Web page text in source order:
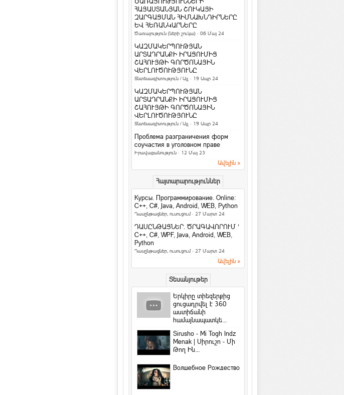
համացանցի աստղ է դարձել
Տեսանյութեր / Ֆոտո
Ամանոր 2016` Կարմիր կամ Կրակե
Տոներ և օրեր
Կենդանակերպի
ամենա-ամենա
նշանները. իմացիր, թե
ինչով ես ...
Հասարակություն
4 հարց մտավոր կարողությունները
ստուգելու համար
3 գաղտնիք, որոնք տղամարդիկ
երբեք չեն բարձրաձայնում
տվյալների մշակման
կենտրոնը կաշխատի
քամու...
Համացանց ·rafoaper777
Все женщины продажны /Б. Шоу
На русском / In english
6 պարզ միջոց՝ ամուսնությունը
երջանիկ դարձնելու համար
Երջանկությունն ափի մեջ
Խորհուրդներ
Հրաշք Աղջիկ
Մտորումներ
4 լավագույն բանջարեղեն կանանց
համար
Հետաքրքիր նյութեր·Gevok
Գնահատի՛ր այն, ինչ ունես…
Խորհուրդներ
Պատասխանեք 4 հարցերի և
ստուգեք ձեր բնավորությունը
ՀԱՅԱՍՏԱՆՅԱՆ ՇՈՒԿԱՅԻ
ԶԱՐԳԱՑՄԱՆ ՀԻՄՆԱԽՆԴԻՐՆԵՐԸ
ԵՎ ՀԵՌԱՆԿԱՐՆԵՐԸ
Ծառայություն (ների շուկա) · 06 Մայ 24
ԿԱԶՄԱԿԵՐՊՈՒԹՅԱՆ
ԱՐՏԱԴՐԱՆՔԻ ԻՐԱՑՈՒՄԻՑ
ՇԱՀՈՒՅԹԻ ԳՈՐԾՈՆԱՅԻՆ
ՎԵՐԼՈՒԾՈՒԹՅՈՒՆԸ
Տնտեսագիտություն / Այլ · 19 Ապր 24
ԿԱԶՄԱԿԵՐՊՈՒԹՅԱՆ
ԱՐՏԱԴՐԱՆՔԻ ԻՐԱՑՈՒՄԻՑ
ՇԱՀՈՒՅԹԻ ԳՈՐԾՈՆԱՅԻՆ
ՎԵՐԼՈՒԾՈՒԹՅՈՒՆԸ
Տնտեսագիտություն / Այլ · 19 Ապր 24
Проблема разграничения форм
соучастия в уголовном праве
Իրավաբանություն · 12 Մայ 23
Ավելին »
Հայտարարություններ
Курсы. Программирование. Online:
C++, C#, Java, Android, WEB, Python
Դասընթացներ, ուսուցում· 27 Մարտ 24
ԴԱՍԸՆԹԱՑՆԵՐ. ԾՐԱԳԱՎՈՐՈՒՄ ‘
C++, C#, WPF, Java, Android, WEB,
Python
Դասընթացներ, ուսուցում· 27 Մարտ 24
Ավելին »
Տեսանյութեր
Երկիրը տիեզերքից
ցուցադրվել է 360
աստիճանի
համայնապատկե...
Sirusho - Mi Togh Indz
Menak | Սիրուշո - Մի
Թող Ին...
Волшебное Рождество